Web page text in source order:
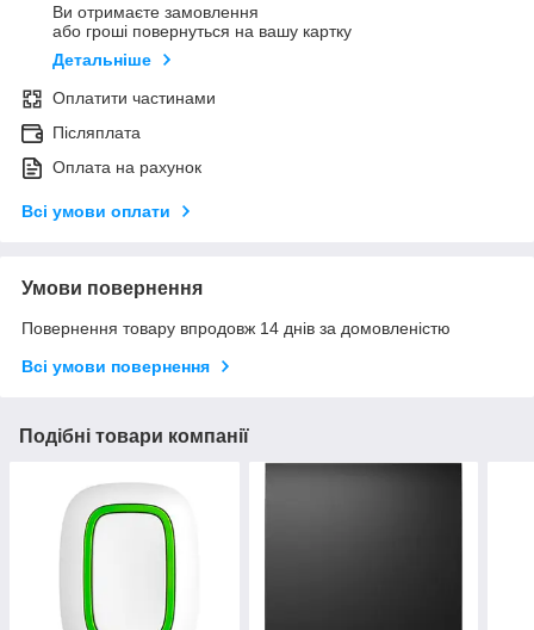
Ви отримаєте замовлення
або гроші повернуться на вашу картку
Детальніше
Оплатити частинами
Післяплата
Оплата на рахунок
Всі умови оплати
Умови повернення
Повернення товару впродовж 14 днів за домовленістю
Всі умови повернення
Подібні товари компанії